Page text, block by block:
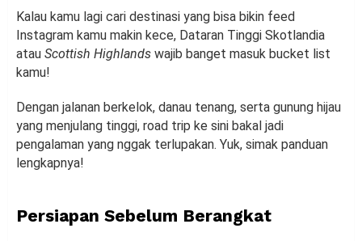
Kalau kamu lagi cari destinasi yang bisa bikin feed
Instagram kamu makin kece, Dataran Tinggi Skotlandia
atau Scottish Highlands wajib banget masuk bucket list
kamu!
Dengan jalanan berkelok, danau tenang, serta gunung hijau
yang menjulang tinggi, road trip ke sini bakal jadi
pengalaman yang nggak terlupakan. Yuk, simak panduan
lengkapnya!
Persiapan Sebelum Berangkat